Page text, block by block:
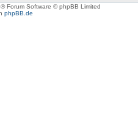
® Forum Software © phpBB Limited
phpBB.de